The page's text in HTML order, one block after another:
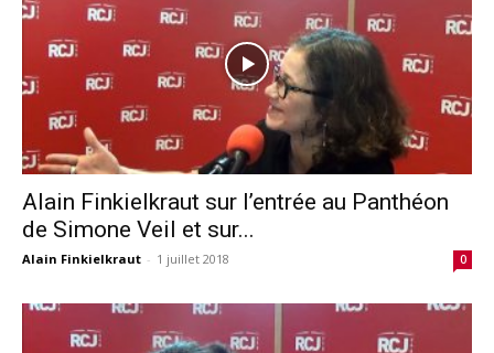
Alain Finkielkraut sur l’entrée au Panthéon
de Simone Veil et sur...
Alain Finkielkraut - 1 juillet 2018 0